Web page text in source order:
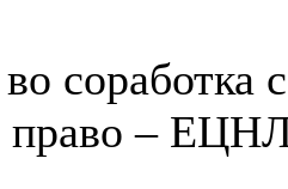
соработка
право –